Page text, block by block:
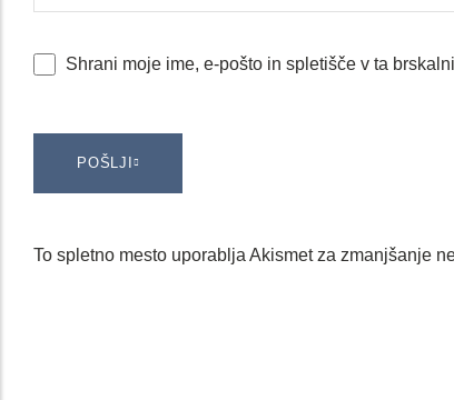
Shrani moje ime, e-pošto in spletišče v ta
POŠLJI
To spletno mesto uporablja Akismet za zmanjšanje